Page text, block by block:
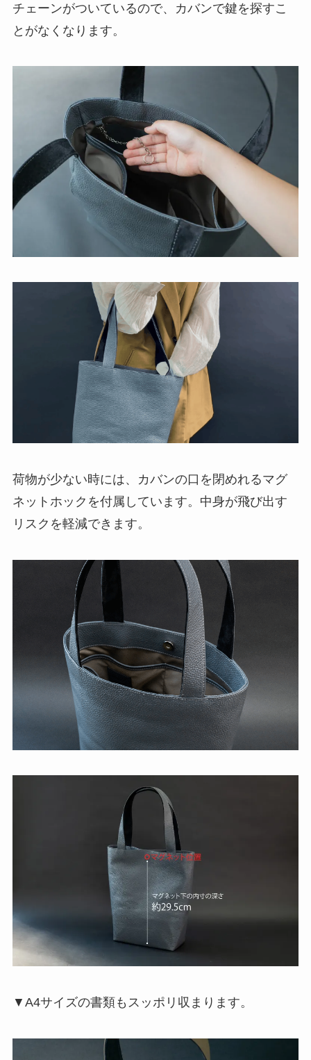
チェーンがついているので、カバンで鍵を探すこ
とがなくなります。
荷物が少ない時には、カバンの口を閉めれるマグ
ネットホックを付属しています。中身が飛び出す
リスクを軽減できます。
▼A4サイズの書類もスッポリ収まります。